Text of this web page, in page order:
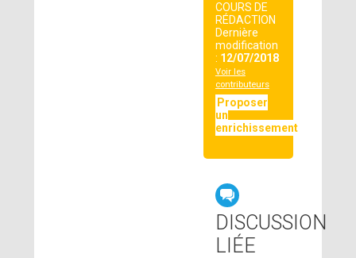
COURS DE
RÉDACTION
Dernière
modification
: 12/07/2018
Voir les
contributeurs
Proposer
un
enrichissement
DISCUSSION
LIÉE